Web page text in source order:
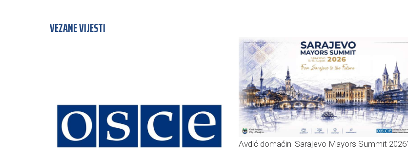
VEZANE VIJESTI
Avdić domaćin 'Sarajevo Mayors Summit 2026'